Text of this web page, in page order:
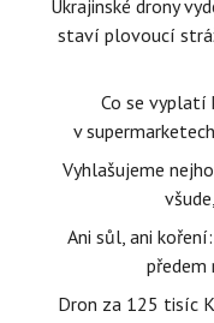
Ukrajinské drony
staví plovoucí
Co se vyplatí
v
Vyhlašujeme
Ani sůl, ani
Dron za 125 tisíc